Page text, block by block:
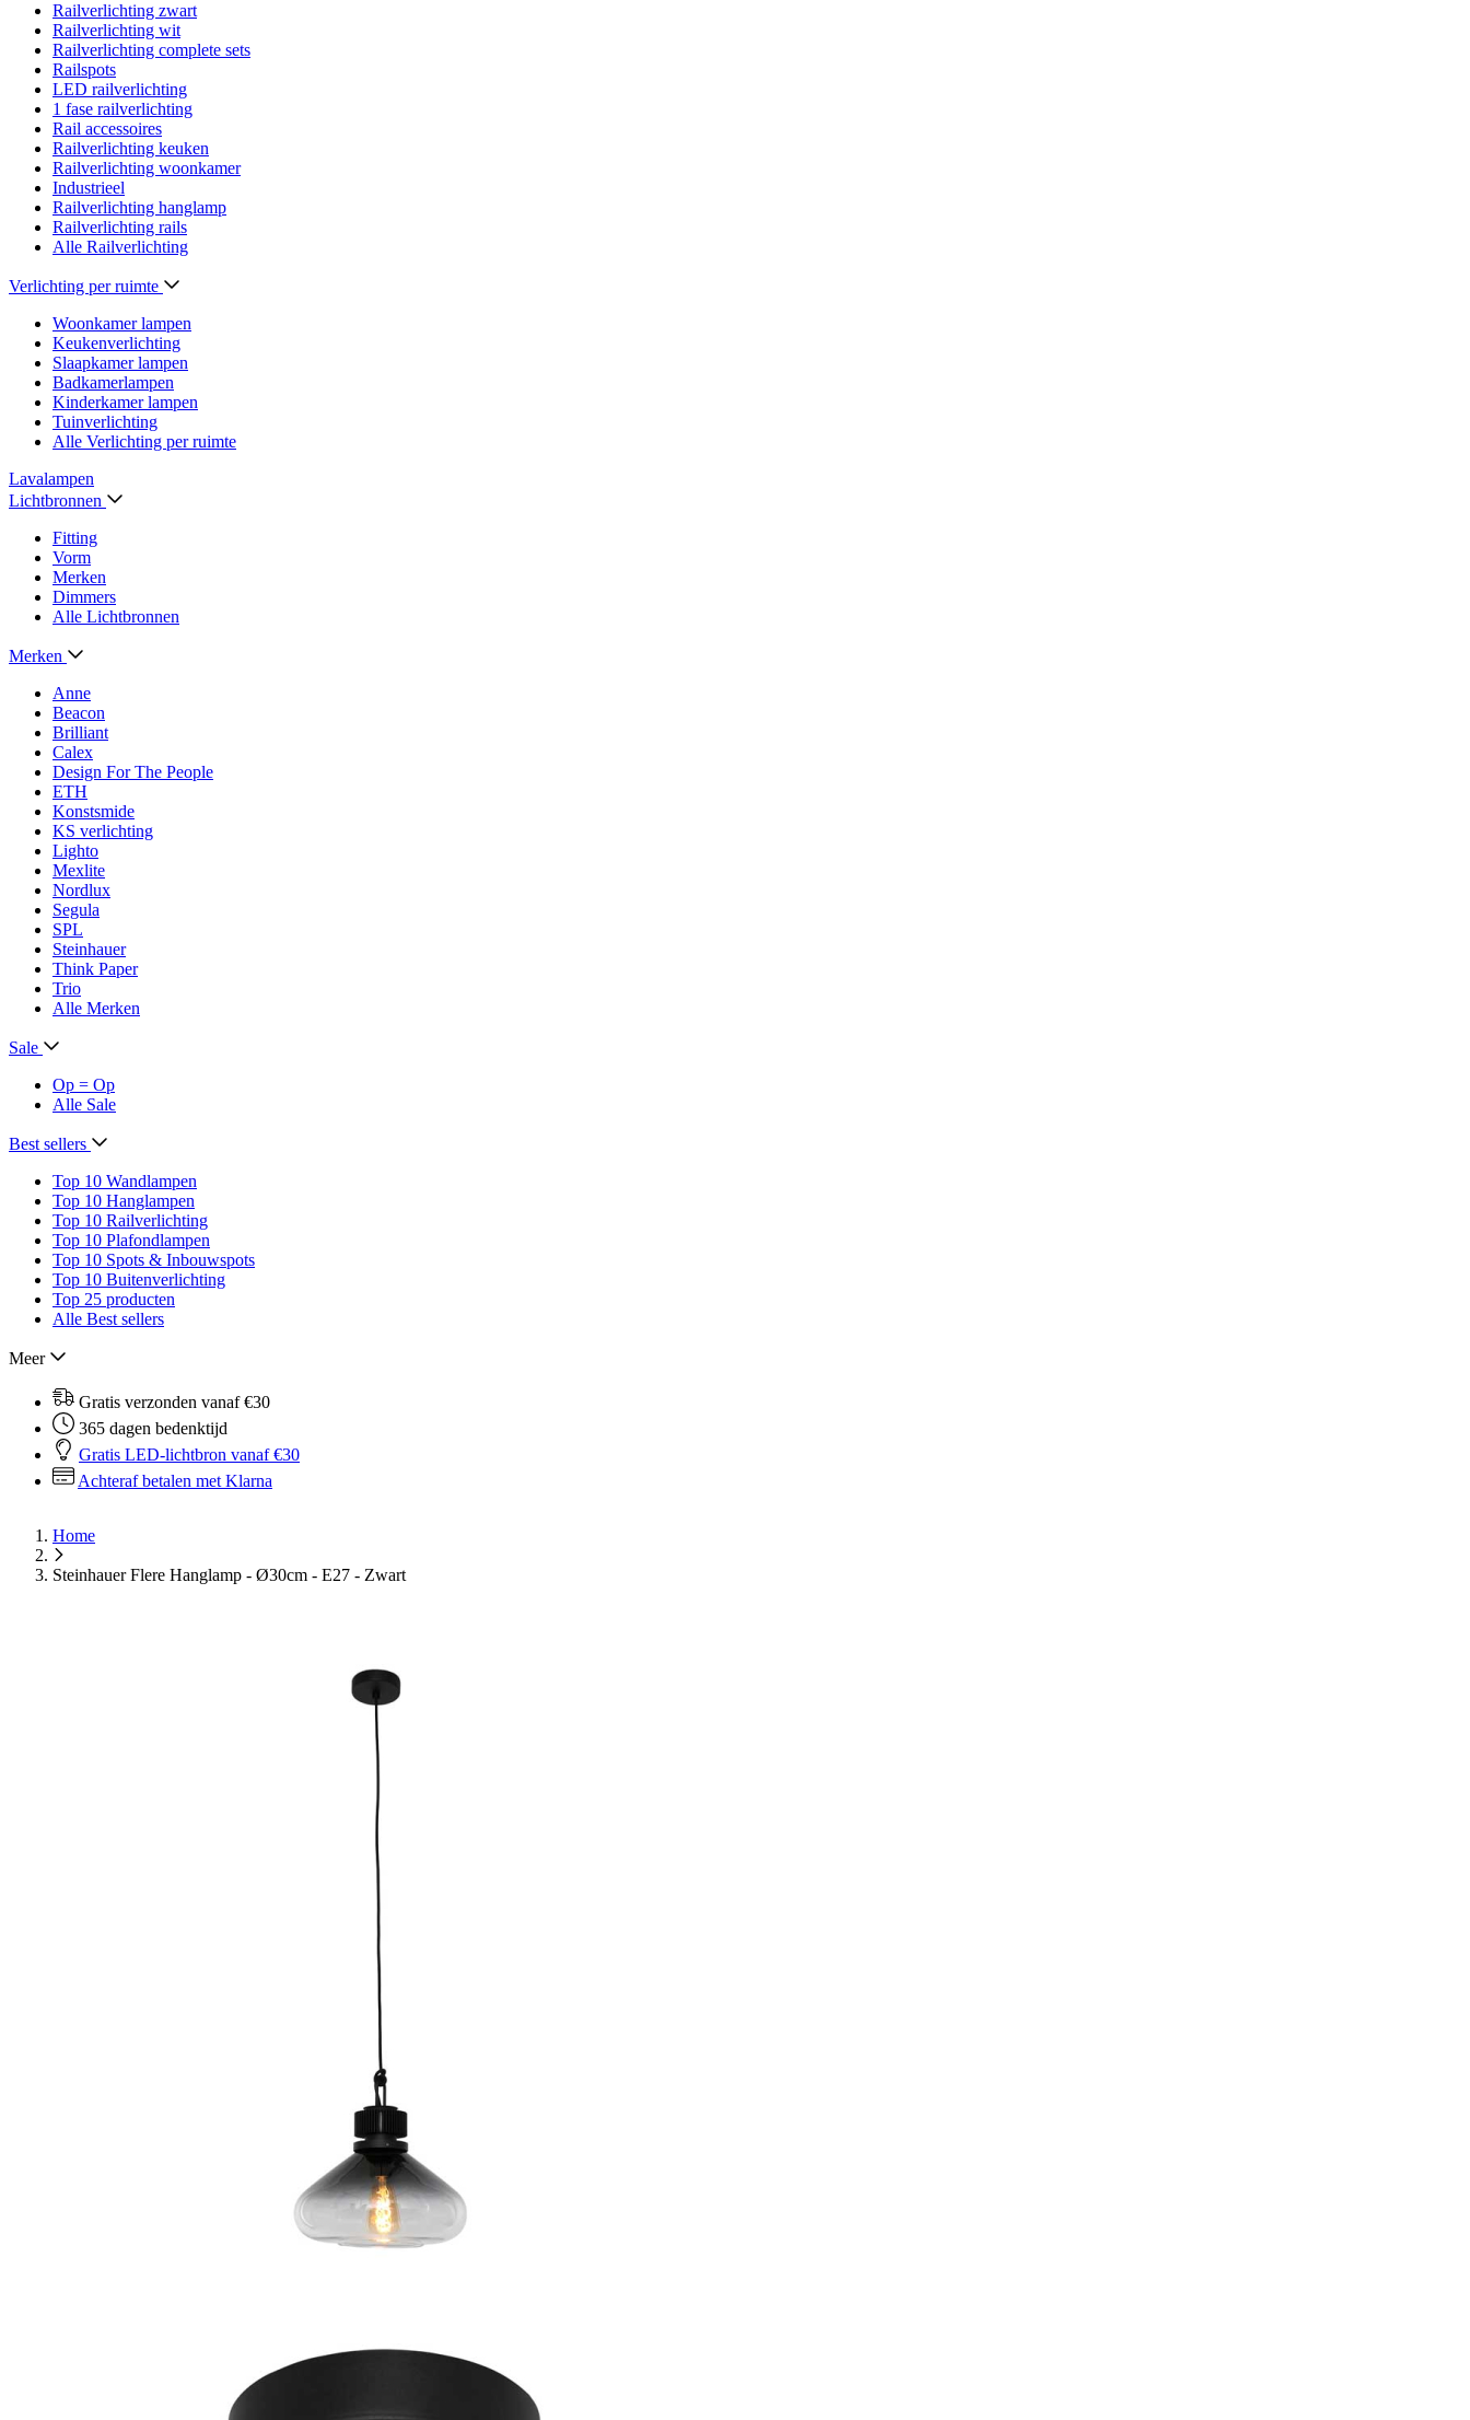
Railverlichting zwart
Railverlichting wit
Railverlichting complete sets
Railspots
LED railverlichting
1 fase railverlichting
Rail accessoires
Railverlichting keuken
Railverlichting woonkamer
Industrieel
Railverlichting hanglamp
Railverlichting rails
Alle Railverlichting
Verlichting per ruimte
Woonkamer lampen
Keukenverlichting
Slaapkamer lampen
Badkamerlampen
Kinderkamer lampen
Tuinverlichting
Alle Verlichting per ruimte
Lavalampen
Lichtbronnen
Fitting
Vorm
Merken
Dimmers
Alle Lichtbronnen
Merken
Anne
Beacon
Brilliant
Calex
Design For The People
ETH
Konstsmide
KS verlichting
Lighto
Mexlite
Nordlux
Segula
SPL
Steinhauer
Think Paper
Trio
Alle Merken
Sale
Op = Op
Alle Sale
Best sellers
Top 10 Wandlampen
Top 10 Hanglampen
Top 10 Railverlichting
Top 10 Plafondlampen
Top 10 Spots & Inbouwspots
Top 10 Buitenverlichting
Top 25 producten
Alle Best sellers
Meer
Gratis verzonden vanaf €30
365 dagen bedenktijd
Gratis LED-lichtbron vanaf €30
Achteraf betalen met Klarna
Home
Steinhauer Flere Hanglamp - Ø30cm - E27 - Zwart